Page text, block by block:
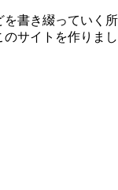
を書き綴っていく所
サイトを作りまし